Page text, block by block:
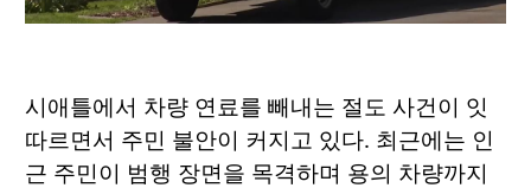
시애틀에서 차량 연료를 빼내는 절도 사건이 잇
따르면서 주민 불안이 커지고 있다. 최근에는 인
근 주민이 범행 장면을 목격하며 용의 차량까지